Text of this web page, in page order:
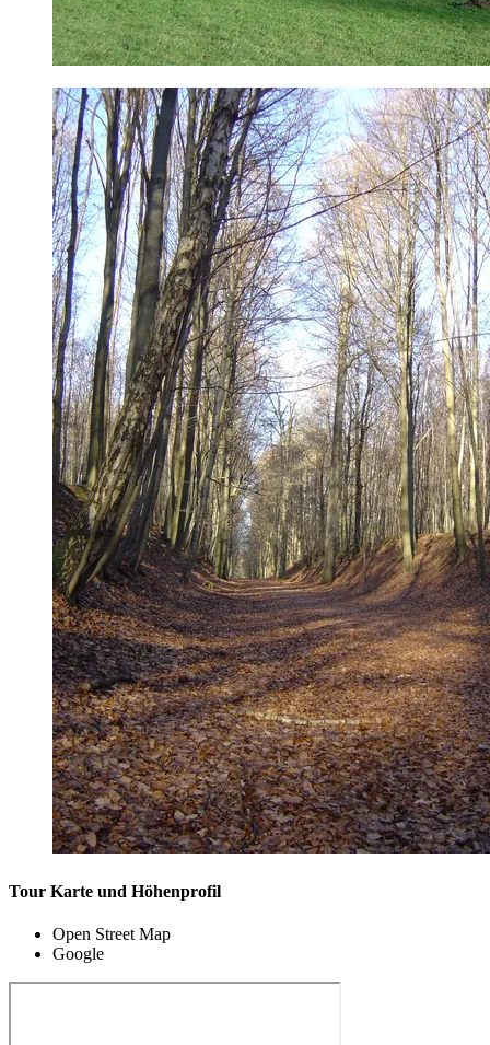
Tour Karte und Höhenprofil
Open Street Map
Google